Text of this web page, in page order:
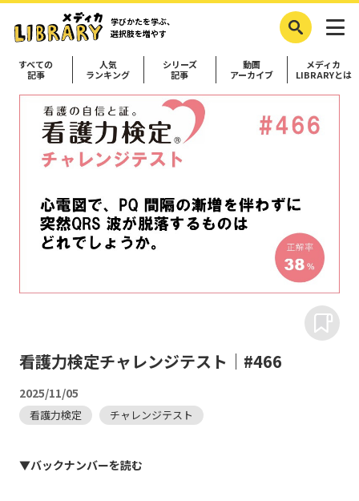
学びかたを学ぶ、
選択肢を増やす
すべての
記事
人気
ランキング
シリーズ
記事
動画
アーカイブ
メディカ
LIBRARYとは
看護力検定チャレンジテスト｜#466
2025/11/05
看護力検定 チャレンジテスト
▼バックナンバーを読む